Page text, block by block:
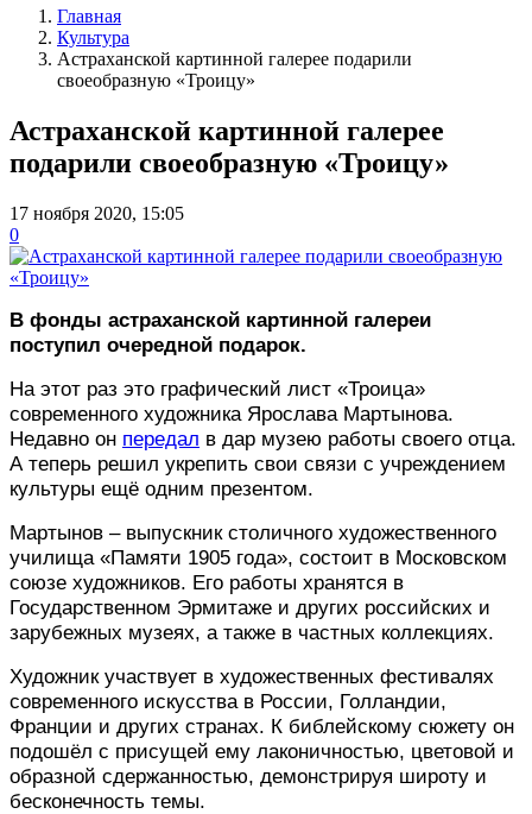
Главная
Культура
Астраханской картинной галерее подарили
своеобразную «Троицу»
Астраханской картинной галерее
подарили своеобразную «Троицу»
17 ноября 2020, 15:05
0
В фонды астраханской картинной галереи
поступил очередной подарок.
На этот раз это графический лист «Троица»
современного художника Ярослава Мартынова.
Недавно он передал в дар музею работы своего отца.
А теперь решил укрепить свои связи с учреждением
культуры ещё одним презентом.
Мартынов – выпускник столичного художественного
училища «Памяти 1905 года», состоит в Московском
союзе художников. Его работы хранятся в
Государственном Эрмитаже и других российских и
зарубежных музеях, а также в частных коллекциях.
Художник участвует в художественных фестивалях
современного искусства в России, Голландии,
Франции и других странах. К библейскому сюжету он
подошёл с присущей ему лаконичностью, цветовой и
образной сдержанностью, демонстрируя широту и
бесконечность темы.